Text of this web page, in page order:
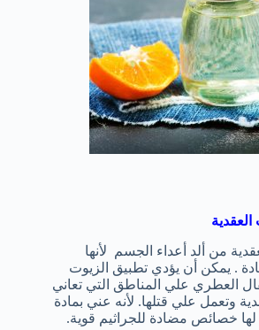
من ألد أعداء الجسم لأنها
. يمكن أن يؤدي تطبيق الزيوت
العطري علي المناطق التي تعاني
وتعمل علي قتلها. لأنه عني بمادة
لها خصائص مضادة للجراثيم قوية.